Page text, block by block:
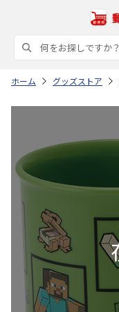
ホーム グッズストア